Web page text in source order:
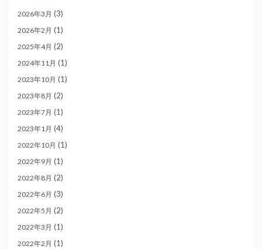
2026年3月 (3)
2026年2月 (1)
2025年4月 (2)
2024年11月 (1)
2023年10月 (1)
2023年8月 (2)
2023年7月 (1)
2023年1月 (4)
2022年10月 (1)
2022年9月 (1)
2022年8月 (2)
2022年6月 (3)
2022年5月 (2)
2022年3月 (1)
2022年2月 (1)